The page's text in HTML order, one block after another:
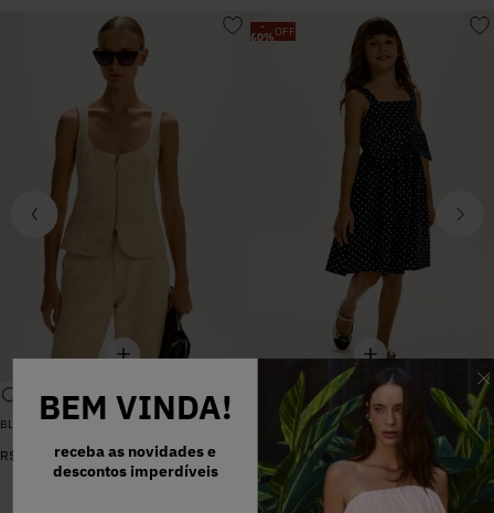
BEM VINDA!
receba as novidades e
descontos imperdíveis
BLUSA SARJA LARA PEROLA
R$ 00
-
60%OFF
VESTIDO MADALENA AZUL MARINHO DOT
R$ 398,00
159,20